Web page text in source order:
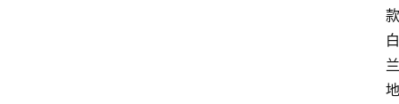
款
白
兰
地